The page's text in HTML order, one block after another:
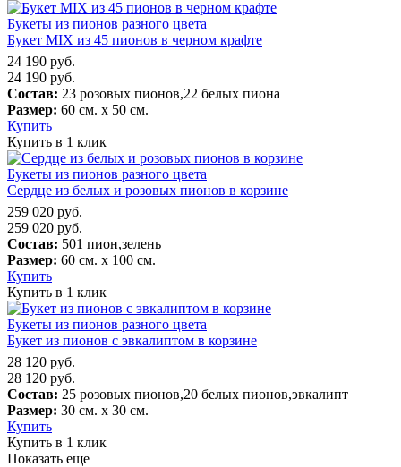
Букеты из пионов разного цвета
Букет MIX из 45 пионов в черном крафте
24 190 руб.
24 190 руб.
Состав: 23 розовых пионов,22 белых пиона
Размер: 60 см. х 50 см.
Купить
Купить в 1 клик
Букеты из пионов разного цвета
Сердце из белых и розовых пионов в корзине
259 020 руб.
259 020 руб.
Состав: 501 пион,зелень
Размер: 60 см. х 100 см.
Купить
Купить в 1 клик
Букеты из пионов разного цвета
Букет из пионов с эвкалиптом в корзине
28 120 руб.
28 120 руб.
Состав: 25 розовых пионов,20 белых пионов,эвкалипт
Размер: 30 см. х 30 см.
Купить
Купить в 1 клик
Показать еще